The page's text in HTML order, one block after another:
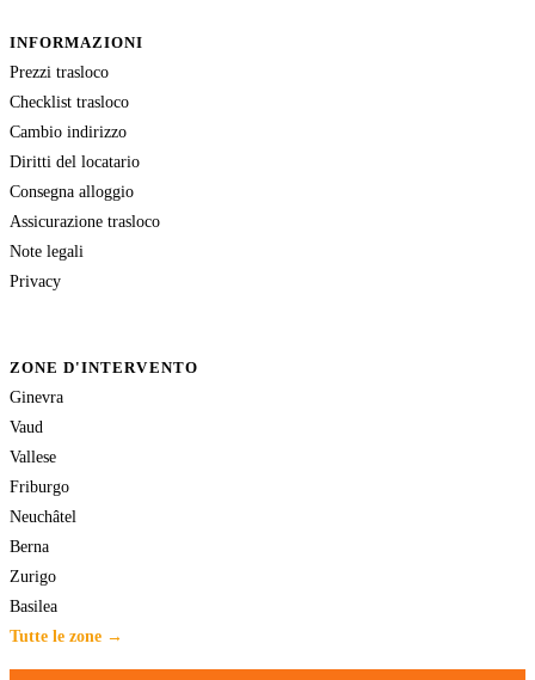
INFORMAZIONI
Prezzi trasloco
Checklist trasloco
Cambio indirizzo
Diritti del locatario
Consegna alloggio
Assicurazione trasloco
Note legali
Privacy
ZONE D'INTERVENTO
Ginevra
Vaud
Vallese
Friburgo
Neuchâtel
Berna
Zurigo
Basilea
Tutte le zone →